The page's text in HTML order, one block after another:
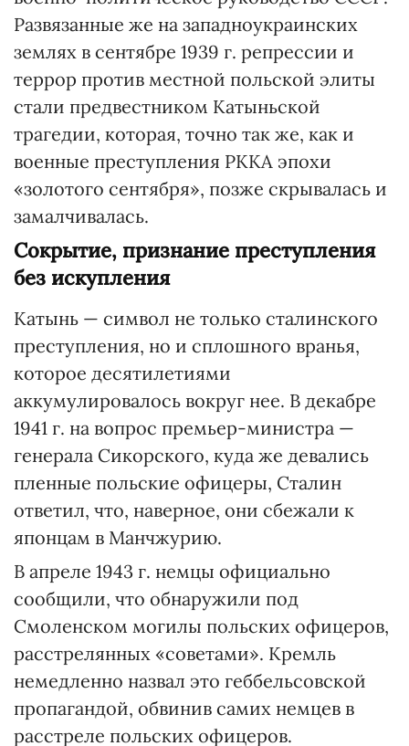
Развязанные же на западноукраинских
землях в сентябре 1939 г. репрессии и
террор против местной польской элиты
стали предвестником Катыньской
трагедии, которая, точно так же, как и
военные преступления РККА эпохи
«золотого сентября», позже скрывалась и
замалчивалась.
Сокрытие, признание преступления
без искупления
Катынь — символ не только сталинского
преступления, но и сплошного вранья,
которое десятилетиями
аккумулировалось вокруг нее. В декабре
1941 г. на вопрос премьер-министра —
генерала Сикорского, куда же девались
пленные польские офицеры, Сталин
ответил, что, наверное, они сбежали к
японцам в Манчжурию.
В апреле 1943 г. немцы официально
сообщили, что обнаружили под
Смоленском могилы польских офицеров,
расстрелянных «советами». Кремль
немедленно назвал это геббельсовской
пропагандой, обвинив самих немцев в
расстреле польских офицеров.